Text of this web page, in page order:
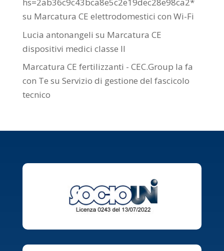
hs=2ab36c9c43bca8e5c2e19dec28e98ca2*
su Marcatura CE elettrodomestici con Wi-Fi
Lucia antonangeli su Marcatura CE
dispositivi medici classe II
Marcatura CE fertilizzanti - CEC.Group la fa
con Te su Servizio di gestione del fascicolo
tecnico